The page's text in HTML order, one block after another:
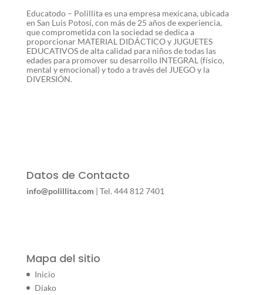
Educatodo – Polillita es una empresa mexicana, ubicada
en San Luis Potosí, con más de 25 años de experiencia,
que comprometida con la sociedad se dedica a
proporcionar MATERIAL DIDÁCTICO y JUGUETES
EDUCATIVOS de alta calidad para niños de todas las
edades para promover su desarrollo INTEGRAL (físico,
mental y emocional) y todo a través del JUEGO y la
DIVERSIÓN.
Datos de Contacto
info@polillita.com | Tel. 444 812 7401
Mapa del sitio
Inicio
Diako